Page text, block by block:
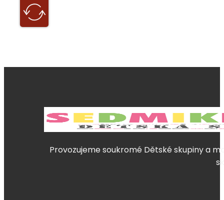
Provozujeme soukromé Dětské skupiny a